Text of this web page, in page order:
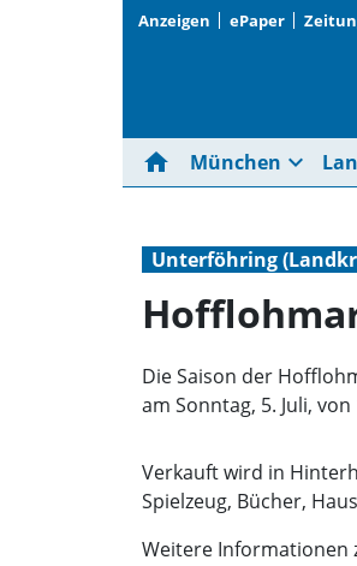
Anzeigen ePaper
home München expand_more
Unterföhring
Die Saison der
am Sonntag, 5. Juli,
Verkauft wird in
Spielzeug, Bücher,
Weitere Informationen